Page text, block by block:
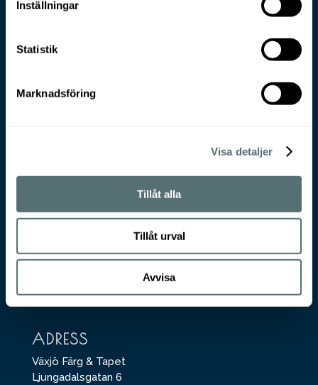
Inställningar
Statistik
Marknadsföring
Visa detaljer
Tillåt alla
Tillåt urval
Avvisa
VÄXJÖ FÄRG & TAPET
För beställning eller produktfrågor, maila
tillbutik@vft.se
KONTORET
För offerter på arbete inom måleri eller
golvvälggning, maila tillinfo@vft.se
ADRESS
Växjö Färg & Tapet
Ljungadalsgatan 6